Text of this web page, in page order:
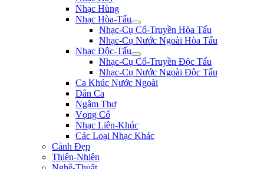
Nhạc Hùng
Nhạc Hòa-Tấu
Nhạc-Cụ Cổ-Truyền Hòa Tấu
Nhạc-Cụ Nước Ngoài Hòa Tấu
Nhạc Độc-Tấu
Nhạc-Cụ Cổ-Truyền Độc Tấu
Nhạc-Cụ Nước Ngoài Độc Tấu
Ca Khúc Nước Ngoài
Dân Ca
Ngâm Thơ
Vọng Cổ
Nhạc Liên-Khúc
Các Loại Nhạc Khác
Cảnh Đẹp
Thiên-Nhiên